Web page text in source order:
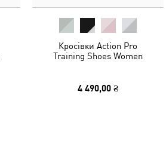
Кросівки Action Pro
Training Shoes Women
4 490,00 ₴